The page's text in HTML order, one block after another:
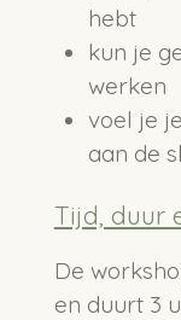
hebt
kun je
werken
voel je
aan de
Tijd, duur
De
en duurt 3